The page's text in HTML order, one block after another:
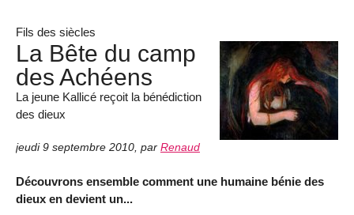
Fils des siècles
La Bête du camp
des Achéens
La jeune Kallicé reçoit la bénédiction
des dieux
jeudi 9 septembre 2010 par Renaud
Découvrons ensemble comment une humaine bénie des
dieux en devient un...